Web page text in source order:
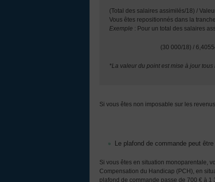
(Total des salaires assimilés/18) /
Vous êtes repositionnés dans la
Exemple : Pour un total des salaires
(30 000/18) /
*La valeur du point est mise à jour
Si vous êtes non imposable sur les
Le plafond de commande peut
Si vous êtes en situation monoparentale,
Compensation du Handicap (PCH), en
plafond de commande passe de 700 € à 1